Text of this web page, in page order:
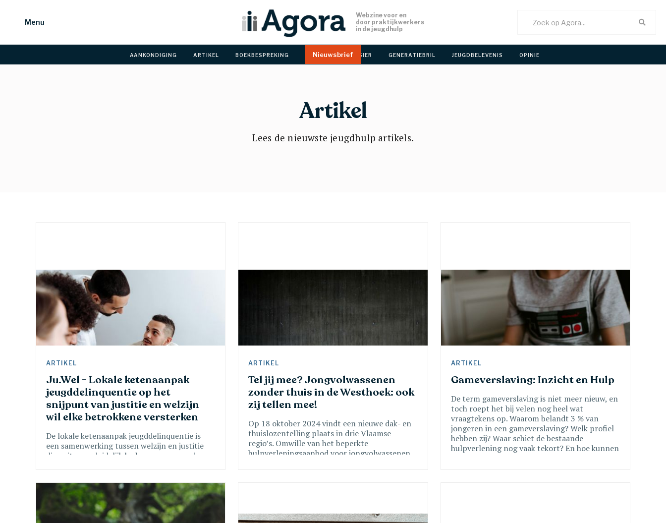
Webzine voor en
door praktijkwerkers
in de jeugdhulp
Menu
AANKONDIGING ARTIKEL BOEKBESPREKING CACHET DOSSIER GENERATIEBRIL JEUGDBELEVENIS OPINIE
Nieuwsbrief
Artikel
Lees de nieuwste jeugdhulp artikels.
ARTIKEL
Ju.Wel - Lokale ketenaanpak
jeugddelinquentie op het
snijpunt van justitie en welzijn
wil elke betrokkene versterken
De lokale ketenaanpak jeugddelinquentie is
een samenwerking tussen welzijn en justitie
die, mits een duidelijk kader en voorwaarden,
van de jongere en zijn toekomst. Ju.Wel
Kortrijk is één van de 5 projectmatige lokale
ketenaanpakken voor jeugddelinquentie.
ARTIKEL
Tel jij mee? Jongvolwassenen
zonder thuis in de Westhoek: ook
zij tellen mee!
Op 18 oktober 2024 vindt een nieuwe dak- en
thuislozentelling plaats in drie Vlaamse
regio’s. Omwille van het beperkte
hulpverleningsaanbod voor jongvolwassenen
benaderen.
ARTIKEL
Gameverslaving: Inzicht en Hulp
De term gameverslaving is niet meer nieuw, en
toch roept het bij velen nog heel wat
vraagtekens op. Waarom belandt 3 % van
jongeren in een gameverslaving? Welk profiel
hebben zij? Waar schiet de bestaande
hulpverlening nog vaak tekort? En hoe kunnen